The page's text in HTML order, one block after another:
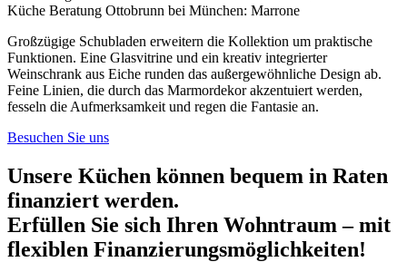
Küche Beratung Ottobrunn bei München: Marrone
Großzügige Schubladen erweitern die Kollektion um praktische
Funktionen. Eine Glasvitrine und ein kreativ integrierter
Weinschrank aus Eiche runden das außergewöhnliche Design ab.
Feine Linien, die durch das Marmordekor akzentuiert werden,
fesseln die Aufmerksamkeit und regen die Fantasie an.
Besuchen Sie uns
Unsere Küchen können bequem in Raten
finanziert werden.
Erfüllen Sie sich Ihren Wohntraum – mit
flexiblen Finanzierungsmöglichkeiten!